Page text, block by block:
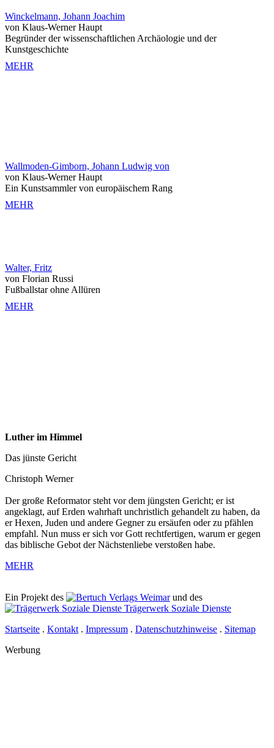
Winckelmann, Johann Joachim
von Klaus-Werner Haupt
Begründer der wissenschaftlichen Archäologie und der
Kunstgeschichte
MEHR
Wallmoden-Gimborn, Johann Ludwig von
von Klaus-Werner Haupt
Ein Kunstsammler von europäischem Rang
MEHR
Walter, Fritz
von Florian Russi
Fußballstar ohne Allüren
MEHR
Luther im Himmel
Das jünste Gericht
Christoph Werner
Der große Reformator steht vor dem jüngsten Gericht; er ist
angeklagt, auf Erden wahrhaft unchristlich gehandelt zu haben, da
er Hexen, Juden und andere Gegner zu ersäufen oder zu pfählen
empfahl. Nun muss er sich vor Gott rechtfertigen, warum er gegen
das biblische Gebot der Nächstenliebe verstoßen habe.
MEHR
Ein Projekt des Verlags Weimarund des
Trägerwerk Soziale Dienste
Startseite . Kontakt . Impressum . Datenschutzhinweise . Sitemap
Werbung